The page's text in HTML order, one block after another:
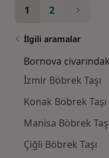
1 2
İlgili aramalar
Bornova
İzmir Böbrek Taşı
Konak Böbrek Taşı
Manisa Böbrek
Çiğli Böbrek Taşı